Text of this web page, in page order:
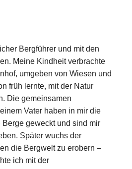
Bergführer und mit den
Meine Kindheit verbrachte
umgeben von Wiesen und
früh lernte, mit der Natur
Die gemeinsamen
Vater haben in mir die
Berge geweckt und sind mir
Später wuchs der
die Bergwelt zu erobern –
ich mit der